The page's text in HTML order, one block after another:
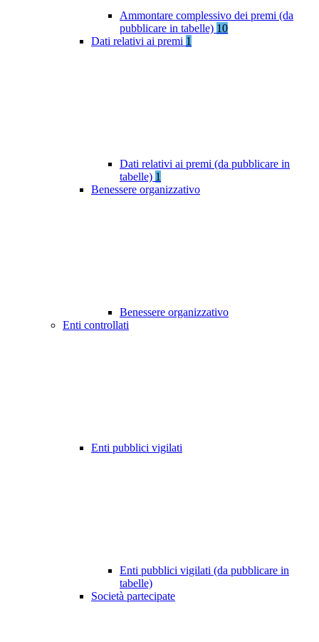
Ammontare complessivo dei premi (da
pubblicare in tabelle) 10
Dati relativi ai premi 1
Dati relativi ai premi (da pubblicare in
tabelle) 1
Benessere organizzativo
Benessere organizzativo
Enti controllati
Enti pubblici vigilati
Enti pubblici vigilati (da pubblicare in
tabelle)
Società partecipate